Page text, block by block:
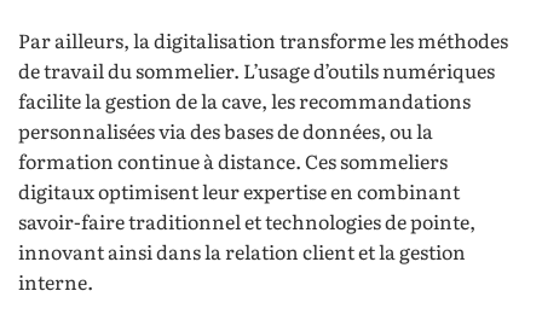
Par ailleurs, la digitalisation transforme les méthodes
de travail du sommelier. L’usage d’outils numériques
facilite la gestion de la cave, les recommandations
personnalisées via des bases de données, ou la
formation continue à distance. Ces sommeliers
digitaux optimisent leur expertise en combinant
savoir-faire traditionnel et technologies de pointe,
innovant ainsi dans la relation client et la gestion
interne.